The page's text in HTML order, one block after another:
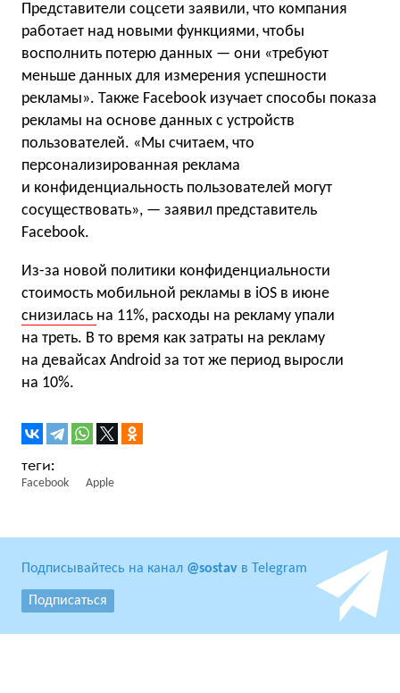
Представители соцсети заявили, что компания
работает над новыми функциями, чтобы
восполнить потерю данных — они «требуют
меньше данных для измерения успешности
рекламы». Также Facebook изучает способы показа
рекламы на основе данных с устройств
пользователей. «Мы считаем, что
персонализированная реклама
и конфиденциальность пользователей могут
сосуществовать», — заявил представитель
Facebook.
Из-за новой политики конфиденциальности
стоимость мобильной рекламы в iOS в июне
снизилась на 11%, расходы на рекламу упали
на треть. В то время как затраты на рекламу
на девайсах Android за тот же период выросли
на 10%.
Facebook Apple
Подписывайтесь на канал @sostav в Telegram
Подписаться